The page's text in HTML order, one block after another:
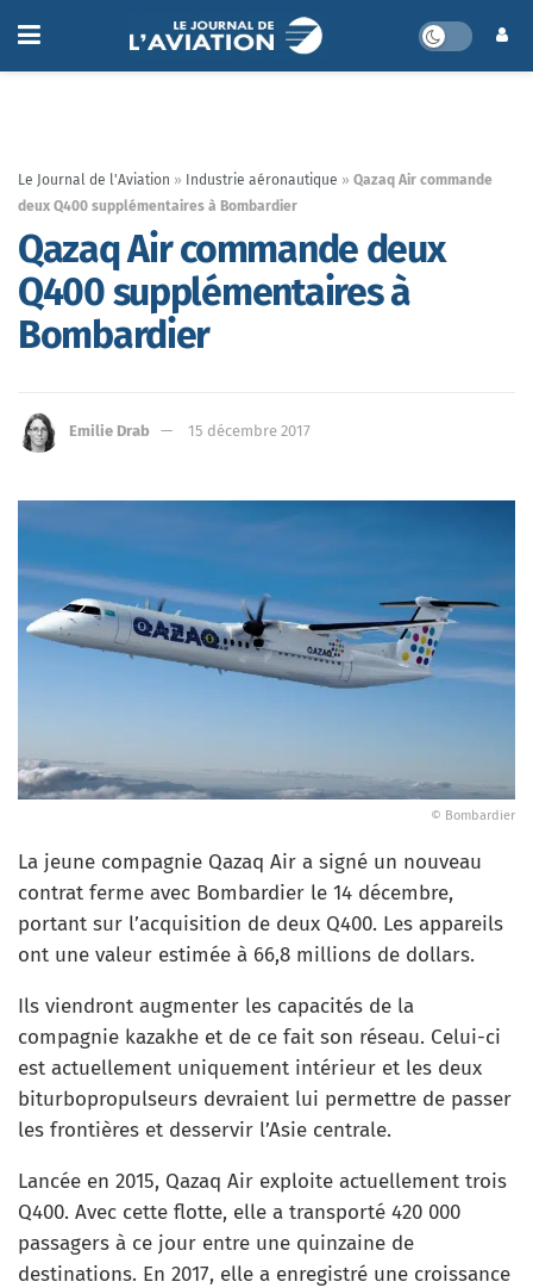
Le Journal de l'Aviation » Industrie aéronautique » Qazaq Air commande
deux Q400 supplémentaires à Bombardier
Qazaq Air commande deux
Q400 supplémentaires à
Bombardier
Emilie Drab 15 décembre 2017
© Bombardier
La jeune compagnie Qazaq Air a signé un nouveau
contrat ferme avec Bombardier le 14 décembre,
portant sur l’acquisition de deux Q400. Les appareils
ont une valeur estimée à 66,8 millions de dollars.
Ils viendront augmenter les capacités de la
compagnie kazakhe et de ce fait son réseau. Celui-ci
est actuellement uniquement intérieur et les deux
biturbopropulseurs devraient lui permettre de passer
les frontières et desservir l’Asie centrale.
Lancée en 2015, Qazaq Air exploite actuellement trois
Q400. Avec cette flotte, elle a transporté 420 000
passagers à ce jour entre une quinzaine de
destinations. En 2017, elle a enregistré une croissance